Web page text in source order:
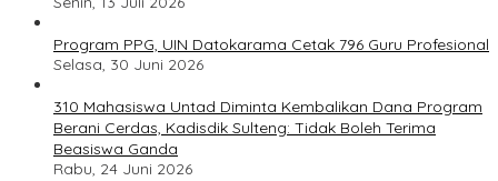
Program PPG, UIN Datokarama Cetak 796 Guru Profesional
Selasa, 30 Juni 2026
310 Mahasiswa Untad Diminta Kembalikan Dana Program
Berani Cerdas, Kadisdik Sulteng: Tidak Boleh Terima
Beasiswa Ganda
Rabu, 24 Juni 2026